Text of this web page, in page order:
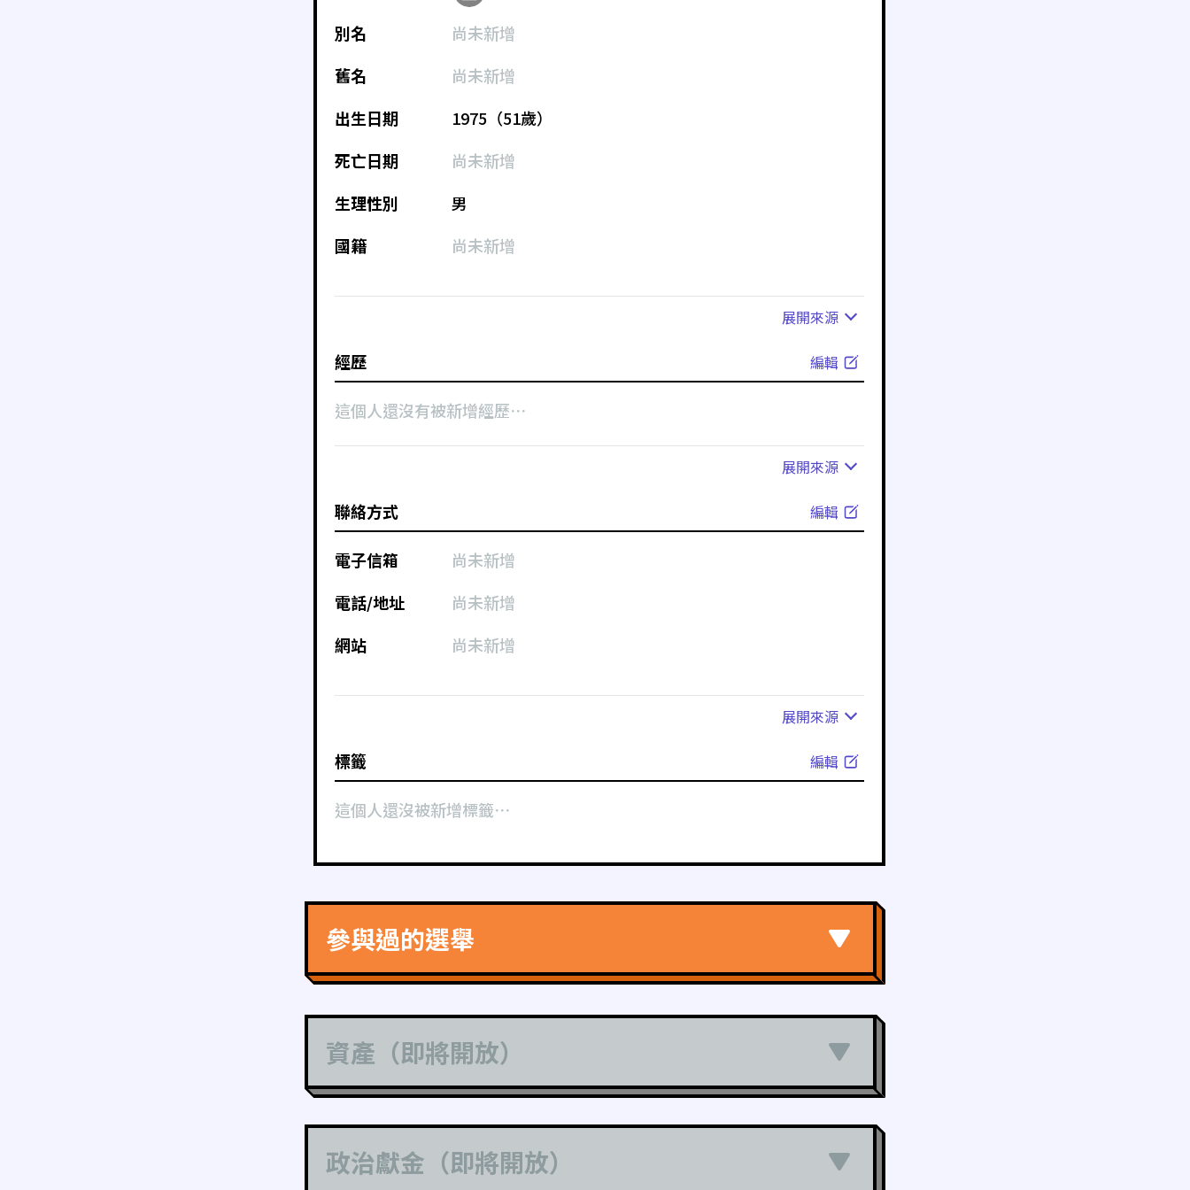
別名
尚未新增
舊名
尚未新增
出生日期
1975（51歲）
死亡日期
尚未新增
生理性別
男
國籍
尚未新增
展開來源
經歷 編輯
這個人還沒有被新增經歷⋯
展開來源
聯絡方式 編輯
電子信箱
尚未新增
電話/地址
尚未新增
網站
尚未新增
展開來源
標籤 編輯
這個人還沒被新增標籤⋯
參與過的選舉
資產（即將開放）
政治獻金（即將開放）